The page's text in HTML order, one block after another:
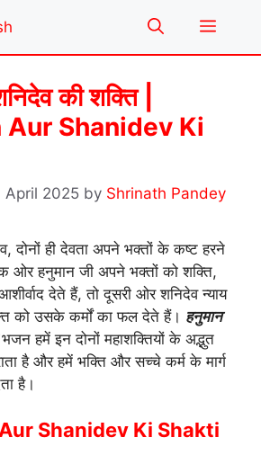
Menu
की शक्ति |
Aur Shanidev Ki
April 2025 by Shrinath Pandey
दोनों ही देवता अपने भक्तों के कष्ट हरने
ओर हनुमान जी अपने भक्तों को शक्ति,
देते हैं, तो दूसरी ओर शनिदेव न्याय
को उसके कर्मों का फल देते हैं। हनुमान
हमें इन दोनों महाशक्तियों के अद्भुत
है और हमें भक्ति और सच्चे कर्म के मार्ग
है।
Shanidev Ki Shakti